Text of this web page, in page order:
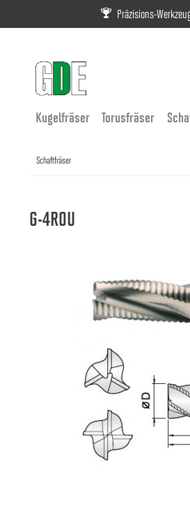
Präzisions-
Kugelfräser Torusfräser
Schaftfräser
G-4ROU